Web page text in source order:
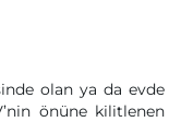
olan ya da evde
önüne kilitlenen